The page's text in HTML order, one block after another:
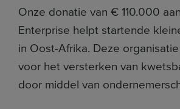
Onze donatie van € 110.000
Enterprise helpt startende
in Oost-Afrika. Deze
voor het versterken van
door middel van